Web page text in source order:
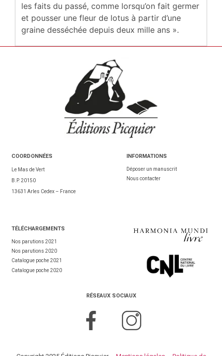
les faits du passé, comme lorsqu’on fait germer
et pousser une fleur de lotus à partir d’une
graine desséchée depuis deux mille ans ».
COORDONNÉES
Le Mas de Vert
B.P. 20150
13631 Arles Cedex – France
INFORMATIONS
Déposer un manuscrit
Nous contacter
TÉLÉCHARGEMENTS
Nos parutions 2021
Nos parutions 2020
Catalogue poche 2021
Catalogue poche 2020
RÉSEAUX SOCIAUX